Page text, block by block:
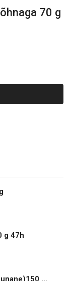
70 g
g 47h
Klaasis küünal talvepuhkus (punane)150 g, 30 h